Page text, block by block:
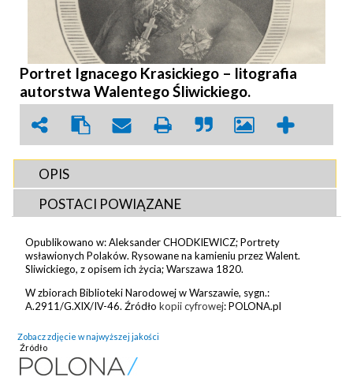
Portret Ignacego Krasickiego – litografia
autorstwa Walentego Śliwickiego.
OPIS
POSTACI POWIĄZANE
Opublikowano w: Aleksander CHODKIEWICZ; Portrety
wsławionych Polaków. Rysowane na kamieniu przez Walent.
Sliwickiego, z opisem ich życia; Warszawa 1820.
W zbiorach Biblioteki Narodowej w Warszawie, sygn.:
A.2911/G.XIX/IV-46. Źródłokopii cyfrowej: POLONA.pl
Zobacz zdjęcie w najwyższej jakości
Źródło